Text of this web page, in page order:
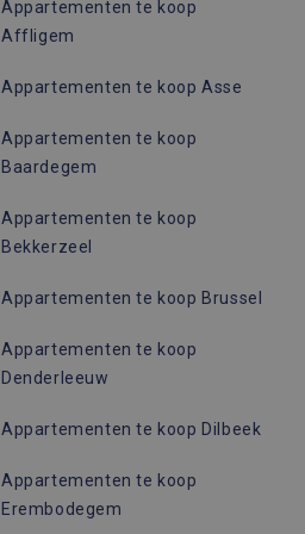
Appartementen te koop
Affligem
Appartementen te koop Asse
Appartementen te koop
Baardegem
Appartementen te koop
Bekkerzeel
Appartementen te koop Brussel
Appartementen te koop
Denderleeuw
Appartementen te koop Dilbeek
Appartementen te koop
Erembodegem